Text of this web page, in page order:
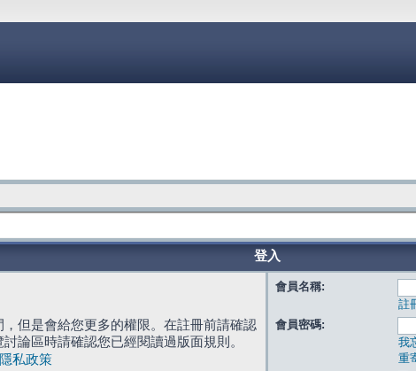
登入
但是會給您更多的權限。在註冊前請確認
論區時請確認您已經閱讀過版面規則。
隱私政策
會員名稱:
註
會員密碼:
我
重